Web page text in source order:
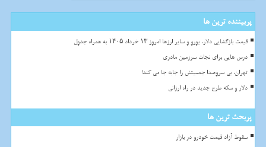
پربیننده ترین ها
قیمت بازگشایی دلار، یورو و سایر ارزها امروز ۱۳ خرداد ۱۴۰۵ به همراه جدول
درس هایی برای نجات سرزمین مادری
تهران، بی سروصدا جمعیتش را جابه جا می کند!
دلار و سکه طرح جدید در راه ارزانی
پربحث ترین ها
سقوط آزاد قیمت خودرو در بازار